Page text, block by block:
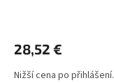
28,52 €
Nižší cena po přihlášení.